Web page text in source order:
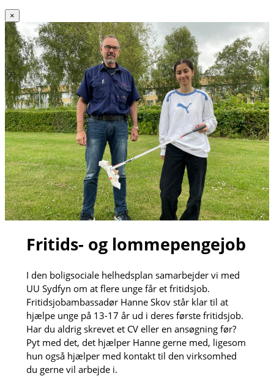
×
Fritids- og lommepengejob
I den boligsociale helhedsplan samarbejder vi med
UU Sydfyn om at flere unge får et fritidsjob.
Fritidsjobambassadør Hanne Skov står klar til at
hjælpe unge på 13-17 år ud i deres første fritidsjob.
Har du aldrig skrevet et CV eller en ansøgning før?
Pyt med det, det hjælper Hanne gerne med, ligesom
hun også hjælper med kontakt til den virksomhed
du gerne vil arbejde i.